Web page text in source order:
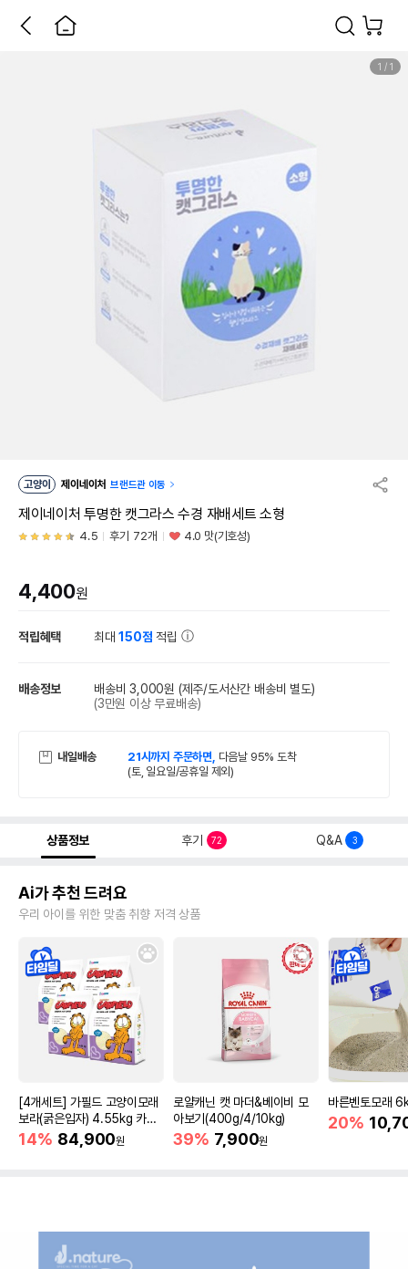
1 / 1
고양이 제이네이처 브랜드관 이동
제이네이처 투명한 캣그라스 수경 재배세트 소형
4.5 후기 72개 4.0 맛(기호성)
4,400원
적립혜택 최대150점 적립
배송정보 배송비 3,000원 (제주/도서산간 배송비 별도)
(3만원 이상 무료배송)
내일배송 21시까지 주문하면, 다음날 95% 도착
(토, 일요일/공휴일 제외)
상품정보 후기 72 Q&A 3
Ai가 추천 드려요
우리 아이를 위한 맞춤 취향 저격 상품
[4개세트] 가필드 고양이모래
보라(굵은입자) 4.55kg 카사
바모래
14% 84,900원
로얄캐닌 캣 마더&베이비 모
아보기(400g/4/10kg)
39% 7,900원
바른벤토모래
20%